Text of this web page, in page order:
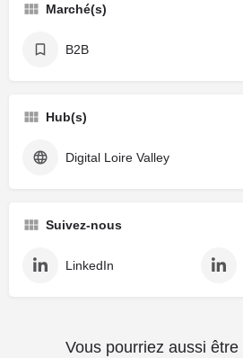
Marché(s)
B2B
Hub(s)
Digital Loire Valley
Suivez-nous
LinkedIn
Vous pourriez aussi